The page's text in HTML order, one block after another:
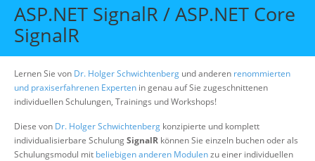
Beratung
Offene Seminare
Wissen
Suche
ASP.NET SignalR / ASP.NET Core
SignalR
Lernen Sie von Dr. Holger Schwichtenberg und anderen renommierten
und praxiserfahrenen Experten in genau auf Sie zugeschnittenen
individuellen Schulungen, Trainings und Workshops!
Diese von Dr. Holger Schwichtenberg konzipierte und komplett
individualisierbare SchulungSignalR können Sie einzeln buchen oder als
Schulungsmodul mit beliebigen anderen Modulenzu einer individuellen